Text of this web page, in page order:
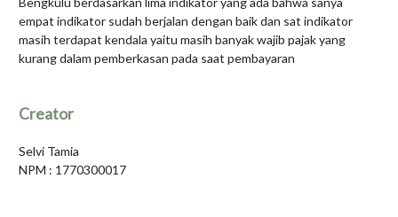
empat indikator sudah berjalan dengan baik dan sat indikator
masih terdapat kendala yaitu masih banyak wajib pajak yang
kurang dalam pemberkasan pada saat pembayaran
Creator
Selvi Tamia
NPM : 1770300017